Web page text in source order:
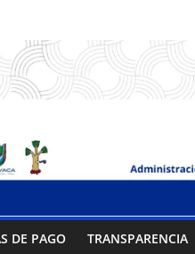
DE PAGO TRANSPARENCIA